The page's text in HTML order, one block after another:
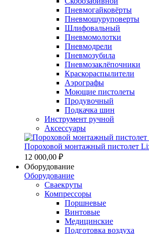
Пневмогайковёрты
Пневмошуруповерты
Шлифовальный
Пневмомолотки
Пневмодрели
Пневмозубила
Пневмозаклёпочники
Краскораспылители
Аэрографы
Моющие пистолеты
Продувочный
Подкачка шин
Инструмент ручной
Аксессуары
Пороховой монтажный пистолет
12 000,00 ₽
Оборудование
Оборудование
Сваекруты
Компрессоры
Поршневые
Винтовые
Медицинские
Подготовка воздуха